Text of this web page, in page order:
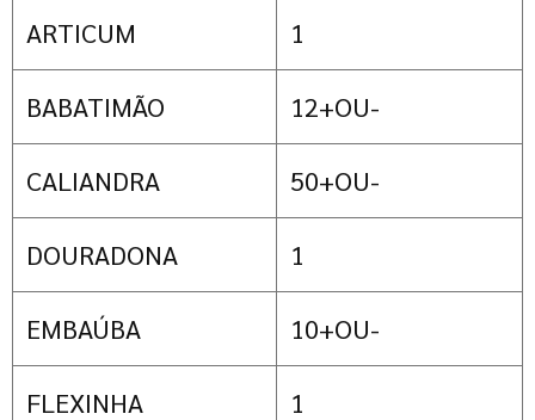
ARTICUM 1
BABATIMÃO 12+OU-
CALIANDRA 50+OU-
DOURADONA 1
EMBAÚBA 10+OU-
FLEXINHA 1